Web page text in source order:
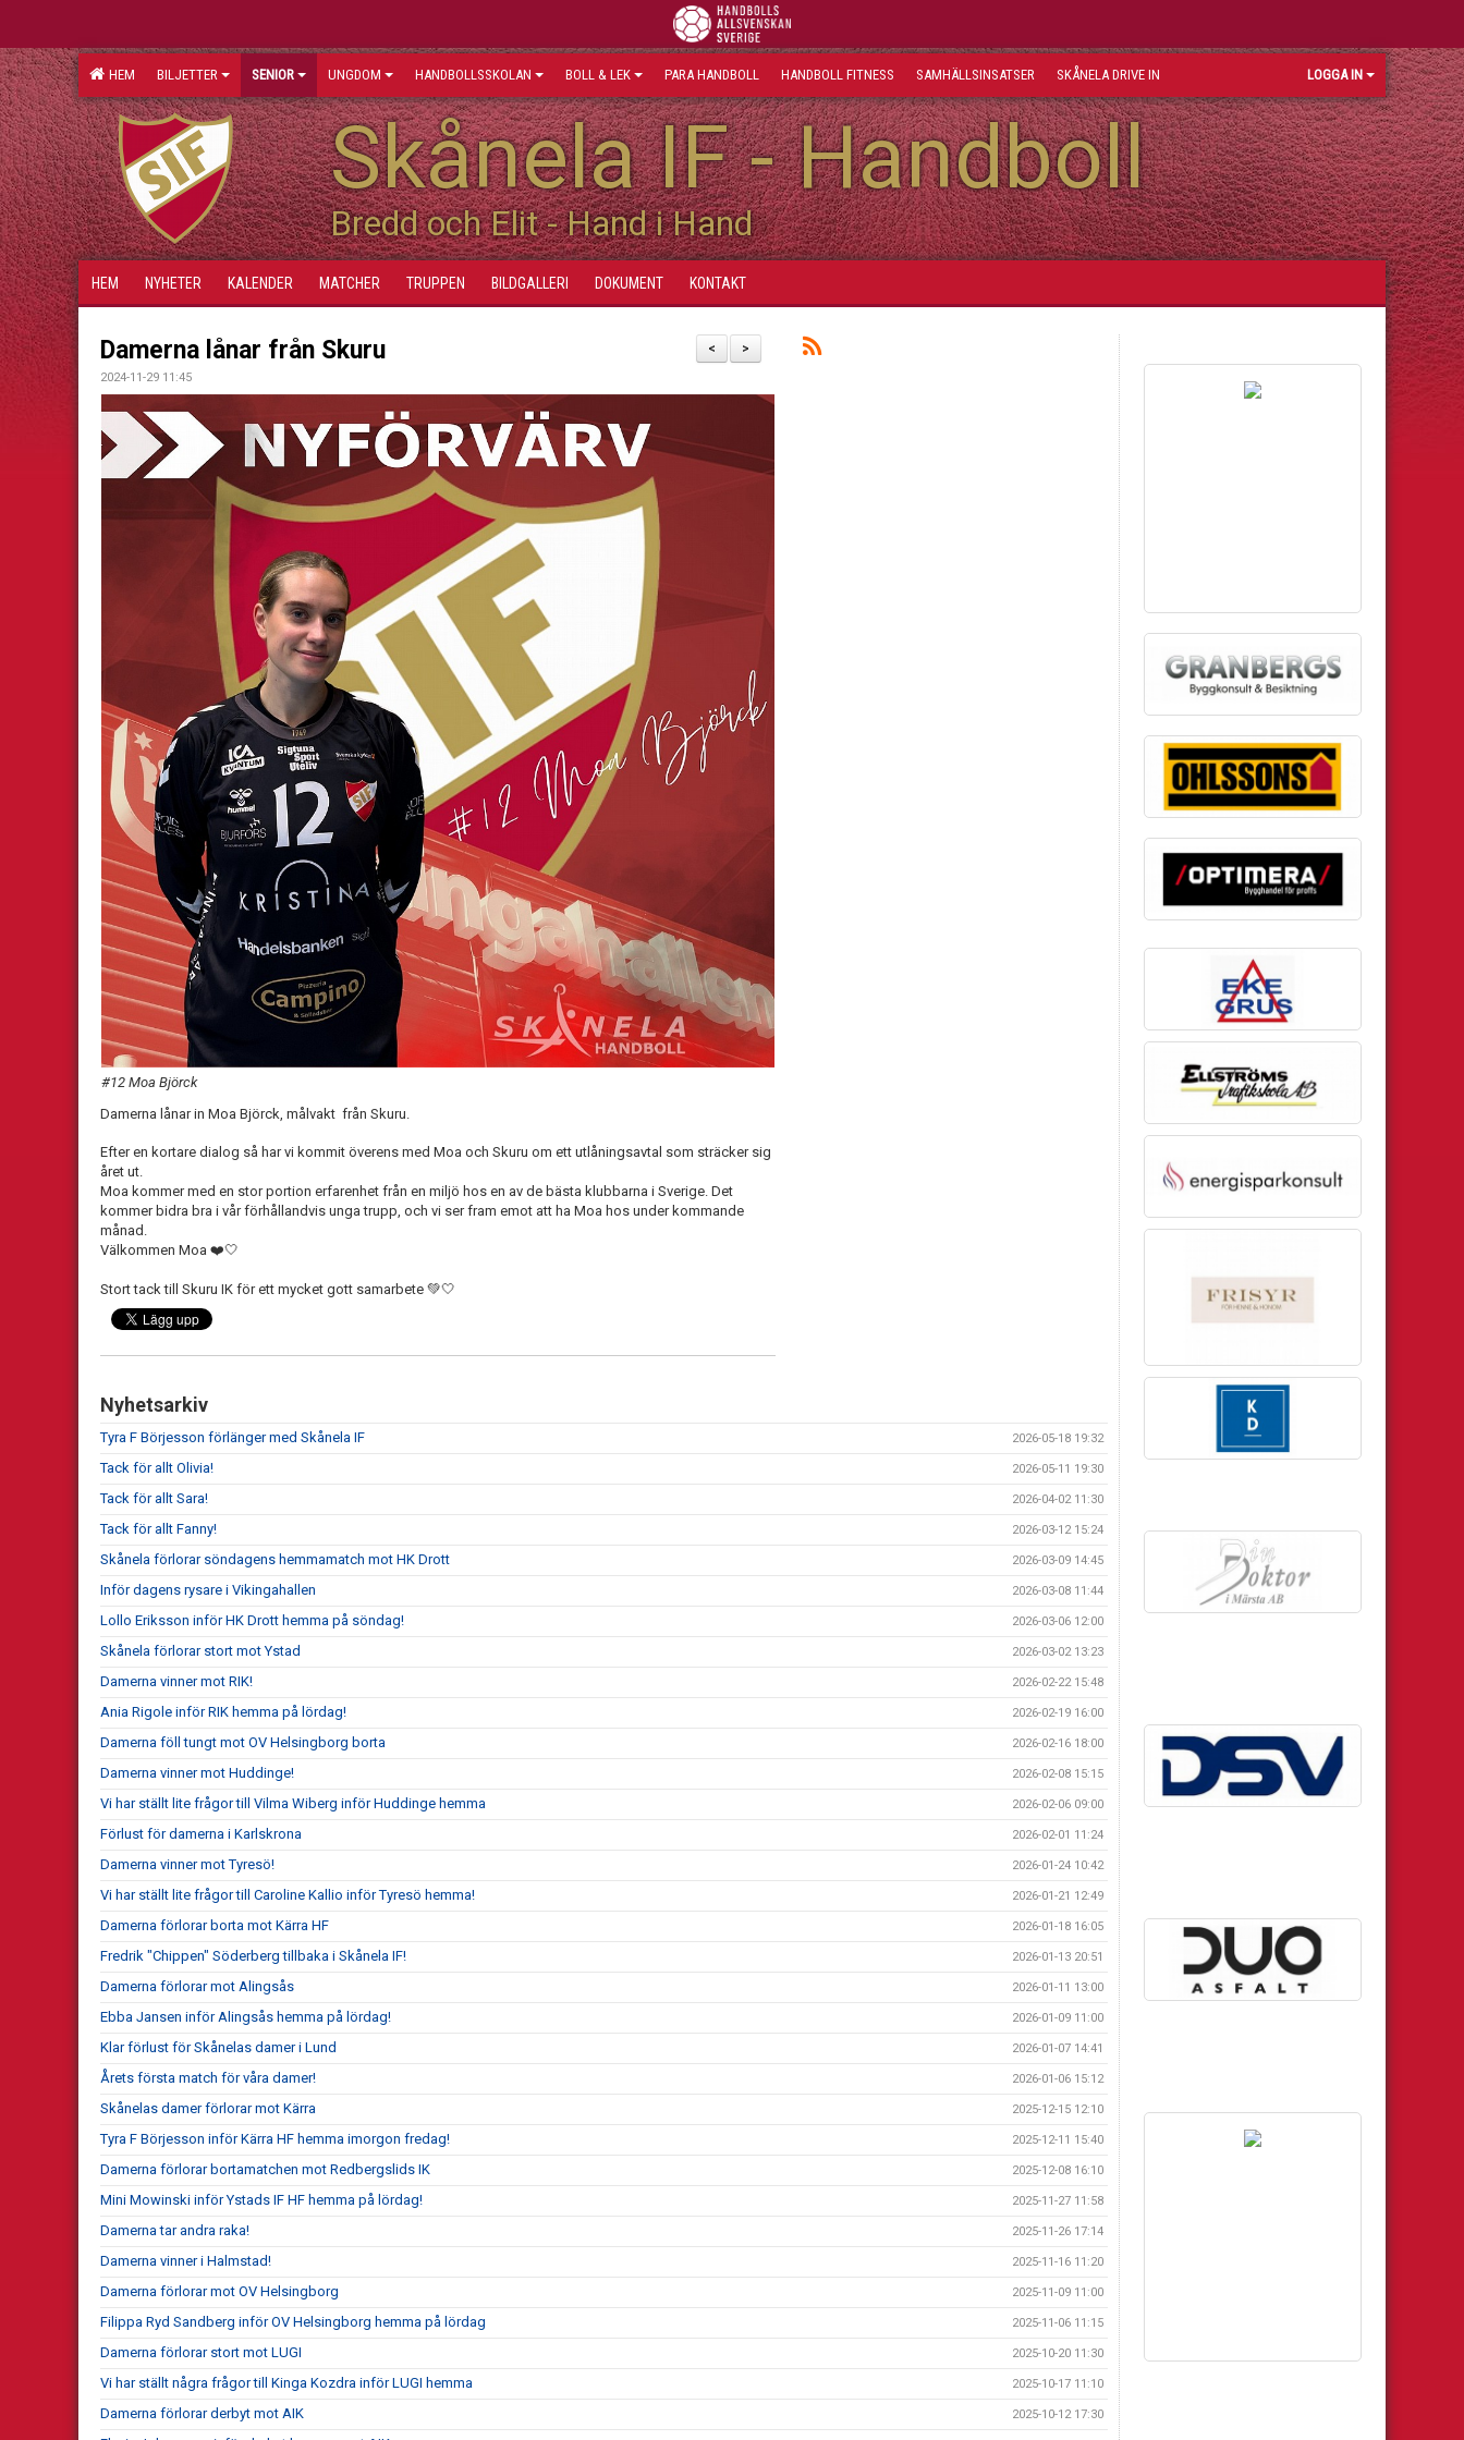
HEM BILJETTER SENIOR UNGDOM HANDBOLLSSKOLAN BOLL & LEK PARA HANDBOLL HANDBOLL FITNESS SAMHÄLLSINSATSER SKÅNELA DRIVE IN LOGGA IN
Skånela IF - Handboll
Bredd och Elit - Hand i Hand
HEM NYHETER KALENDER MATCHER TRUPPEN BILDGALLERI DOKUMENT KONTAKT
>
<
Damerna lånar från Skuru
2024-11-29 11:45
#12 Moa Björck
Damerna lånar in Moa Björck, målvakt från Skuru.
Efter en kortare dialog så har vi kommit överens med Moa och Skuru om ett utlåningsavtal som sträcker sig
året ut.
Moa kommer med en stor portion erfarenhet från en miljö hos en av de bästa klubbarna i Sverige. Det
kommer bidra bra i vår förhållandvis unga trupp, och vi ser fram emot att ha Moa hos under kommande
månad.
Välkommen Moa ❤️🤍
Stort tack till Skuru IK för ett mycket gott samarbete 💚🤍
Nyhetsarkiv
Tyra F Börjesson förlänger med Skånela IF 2026-05-18 19:32
Tack för allt Olivia! 2026-05-11 19:30
Tack för allt Sara! 2026-04-02 11:30
Tack för allt Fanny! 2026-03-12 15:24
Skånela förlorar söndagens hemmamatch mot HK Drott 2026-03-09 14:45
Inför dagens rysare i Vikingahallen 2026-03-08 11:44
Lollo Eriksson inför HK Drott hemma på söndag! 2026-03-06 12:00
Skånela förlorar stort mot Ystad 2026-03-02 13:23
Damerna vinner mot RIK! 2026-02-22 15:48
Ania Rigole inför RIK hemma på lördag! 2026-02-19 16:00
Damerna föll tungt mot OV Helsingborg borta 2026-02-16 18:00
Damerna vinner mot Huddinge! 2026-02-08 15:15
Vi har ställt lite frågor till Vilma Wiberg inför Huddinge hemma 2026-02-06 09:00
Förlust för damerna i Karlskrona 2026-02-01 11:24
Damerna vinner mot Tyresö! 2026-01-24 10:42
Vi har ställt lite frågor till Caroline Kallio inför Tyresö hemma! 2026-01-21 12:49
Damerna förlorar borta mot Kärra HF 2026-01-18 16:05
Fredrik "Chippen" Söderberg tillbaka i Skånela IF! 2026-01-13 20:51
Damerna förlorar mot Alingsås 2026-01-11 13:00
Ebba Jansen inför Alingsås hemma på lördag! 2026-01-09 11:00
Klar förlust för Skånelas damer i Lund 2026-01-07 14:41
Årets första match för våra damer! 2026-01-06 15:12
Skånelas damer förlorar mot Kärra 2025-12-15 12:10
Tyra F Börjesson inför Kärra HF hemma imorgon fredag! 2025-12-11 15:40
Damerna förlorar bortamatchen mot Redbergslids IK 2025-12-08 16:10
Mini Mowinski inför Ystads IF HF hemma på lördag! 2025-11-27 11:58
Damerna tar andra raka! 2025-11-26 17:14
Damerna vinner i Halmstad! 2025-11-16 11:20
Damerna förlorar mot OV Helsingborg 2025-11-09 11:00
Filippa Ryd Sandberg inför OV Helsingborg hemma på lördag 2025-11-06 11:15
Damerna förlorar stort mot LUGI 2025-10-20 11:30
Vi har ställt några frågor till Kinga Kozdra inför LUGI hemma 2025-10-17 11:10
Damerna förlorar derbyt mot AIK 2025-10-12 17:30